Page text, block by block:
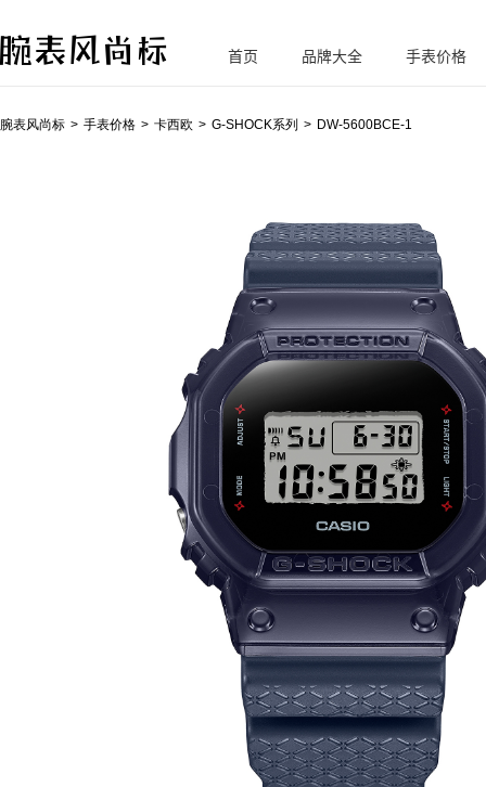
腕
首页 品牌大全 手表价格
腕表风尚标 手表价格 卡西欧 G-SHOCK系列 DW-5600BCE-1